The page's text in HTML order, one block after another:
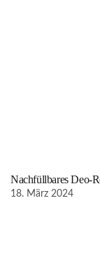
Nachfüllbares Deo-
18. März 2024